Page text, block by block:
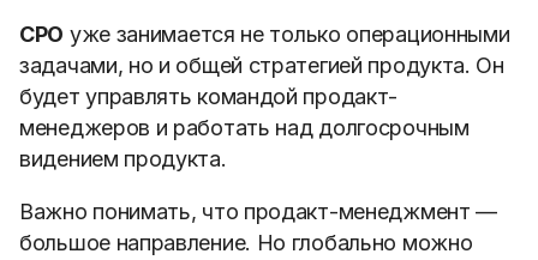
CPO уже занимается не только операционными
задачами, но и общей стратегией продукта. Он
будет управлять командой продакт-
менеджеров и работать над долгосрочным
видением продукта.
Важно понимать, что продакт-менеджмент —
большое направление. Но глобально можно